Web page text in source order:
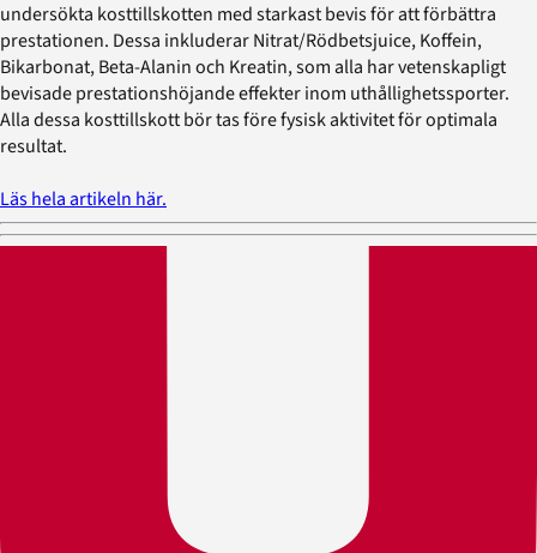
undersökta kosttillskotten med starkast bevis för att förbättra
prestationen. Dessa inkluderar Nitrat/Rödbetsjuice, Koffein,
Bikarbonat, Beta-Alanin och Kreatin, som alla har vetenskapligt
bevisade prestationshöjande effekter inom uthållighetssporter.
Alla dessa kosttillskott bör tas före fysisk aktivitet för optimala
resultat.
Läs hela artikeln här.